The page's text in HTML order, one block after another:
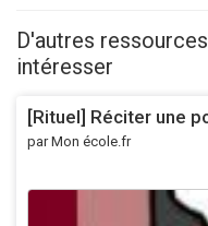
D'autres
intéresser
[Rituel] Réciter une
par Mon école.fr